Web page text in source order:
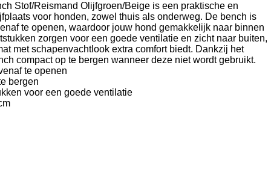
Stof/Reismand Olijfgroen/Beige is een praktische en
voor honden, zowel thuis als onderweg. De bench is
te openen, waardoor jouw hond gemakkelijk naar binnen
zorgen voor een goede ventilatie en zicht naar buiten,
met schapenvachtlook extra comfort biedt. Dankzij het
compact op te bergen wanneer deze niet wordt gebruikt.
te openen
bergen
voor een goede ventilatie